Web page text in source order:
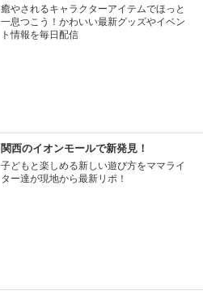
癒やされるキャラクターアイテムでほっと
一息つこう！かわいい最新グッズやイベン
ト情報を毎日配信
関西のイオンモールで新発見！
子どもと楽しめる新しい遊び方をママライ
ター達が現地から最新リポ！